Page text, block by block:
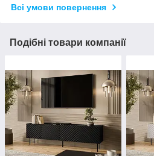
Всі умови повернення
Подібні товари компанії